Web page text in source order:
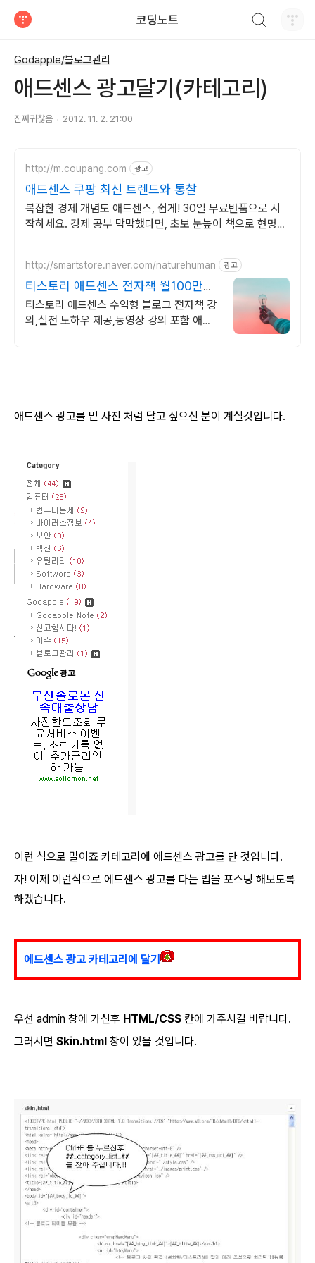
코딩노트
Godapple/블로그관리
애드센스 광고달기(카테고리)
진짜귀찮음 2012. 11. 2. 21:00
http://m.coupang.com 광고
애드센스 쿠팡 최신 트렌드와 통찰
복잡한 경제 개념도 애드센스, 쉽게! 30일 무료반품으로 시
작하세요. 경제 공부 막막했다면, 초보 눈높이 책으로 현명한
http://smartstore.naver.com/naturehuman 광고
티스토리 애드센스 전자책 월100만원
고정 수익발생!
티스토리 애드센스 수익형 블로그 전자책 강
의,실전 노하우 제공,동영상 강의 포함 애드
애드센스 광고를 밑 사진 처럼 달고 싶으신 분이 계실것입니다.
이런 식으로 말이죠 카테고리에 에드센스 광고를 단 것입니다.
자! 이제 이런식으로 에드센스 광고를 다는 법을 포스팅 해보도록
하겠습니다.
에드센스 광고 카테고리에 달기
우선 admin 창에 가신후 HTML/CSS 칸에 가주시길 바랍니다.
그러시면 Skin.html 창이 있을 것입니다.